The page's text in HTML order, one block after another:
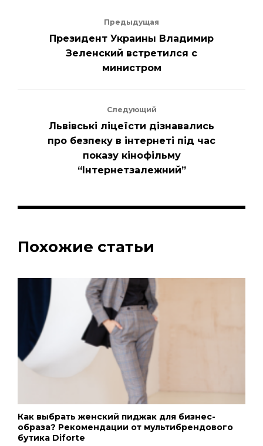
Предыдущая
Президент Украины Владимир
Зеленский встретился с
министром
Следующий
Львівські ліцеїсти дізнавались
про безпеку в інтернеті під час
показу кінофільму
“Інтернетзалежний”
Похожие статьи
Как выбрать женский пиджак для бизнес-
образа? Рекомендации от мультибрендового
бутика Diforte